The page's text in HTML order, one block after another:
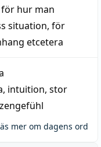
för hur man
situation, för
etcetera
, intuition, stor
mer om dagens ord